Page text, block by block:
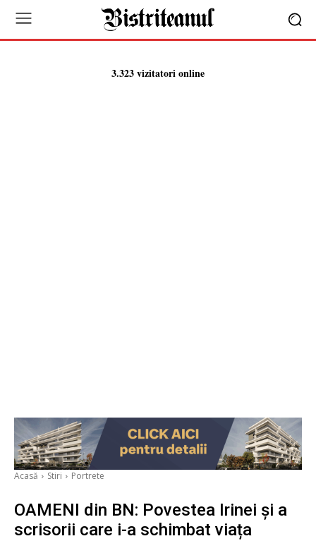
3.323 vizitatori online
Acasă Stiri Portrete
OAMENI din BN: Povestea Irinei și a
scrisorii care i-a schimbat viața